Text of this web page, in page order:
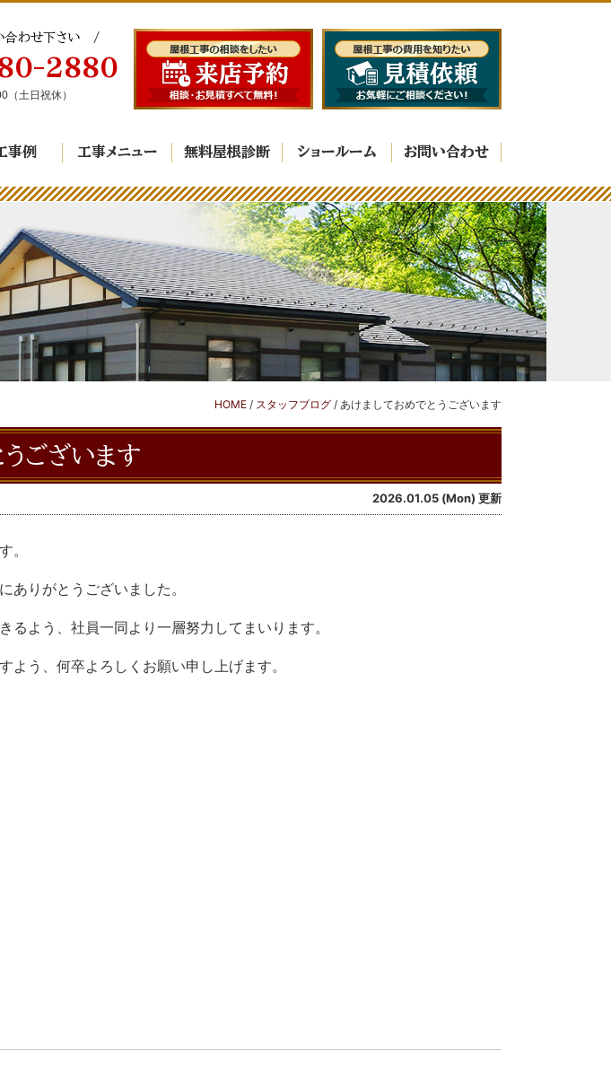
合わせ下さい
2880
（土日祝休）
事例 工事メニュー 無料屋根診断 ショールーム お問い合わせ
HOME / スタッフブログ / あけましておめでとうございます
ございます
2026.01.05 (Mon) 更新
。
ありがとうございました。
るよう、社員一同より一層努力してまいります。
よう、何卒よろしくお願い申し上げます。